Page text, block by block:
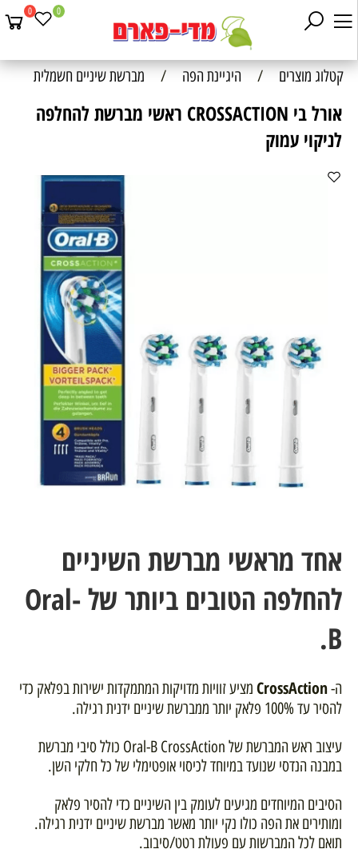
0 0
קטלוג מוצרים / היגיינת הפה / מברשת שיניים חשמלית
אורל בי CROSSACTION ראשי מברשת להחלפה
לניקוי עמוק
אחד מראשי מברשת השיניים
להחלפה הטובים ביותר של Oral-
B.
ה-CrossAction מציע זוויות מדויקות המתמקדות ישירות בפלאק כדי
להסיר עד 100% פלאק יותר ממברשת שיניים ידנית רגילה.
עיצוב ראש המברשת של Oral-B CrossAction כולל סיבי מברשת
במבנה הנדסי שנועד במיוחד לכיסוי אופטימלי של כל חלקי השן.
הסיבים המיוחדים מגיעים לעומק בין השיניים כדי להסיר פלאק
ומותירים את הפה כולו נקי יותר מאשר מברשת שיניים ידנית רגילה.
תואם לכל המברשות עם פעולת רטט/סיבוב.